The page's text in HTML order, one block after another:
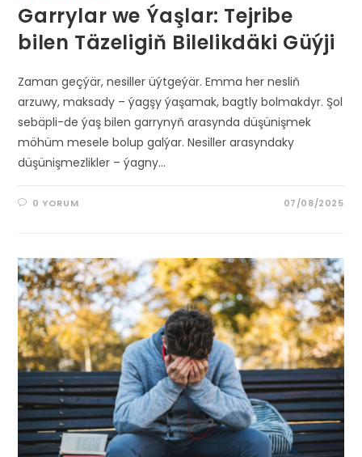
Garrylar we Ýaşlar: Tejribe
bilen Täzeligiň Bilelikdäki Güýji
Zaman geçýär, nesiller üýtgeýär. Emma her nesliň
arzuwy, maksady – ýagşy ýaşamak, bagtly bolmakdyr. Şol
sebäpli-de ýaş bilen garrynyň arasynda düşünişmek
möhüm mesele bolup galýar. Nesiller arasyndaky
düşünişmezlikler – ýagny…
0 YORUM 07/08/2025